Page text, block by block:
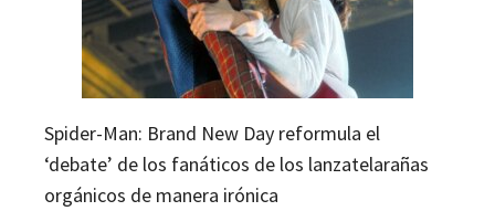
Spider-Man: Brand New Day reformula el
‘debate’ de los fanáticos de los lanzatelarañas
orgánicos de manera irónica